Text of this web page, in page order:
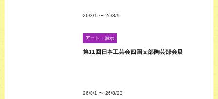
26/8/1 〜 26/8/9
アート・展示
第11回日本工芸会四国支部陶芸部会展
26/8/1 〜 26/8/23